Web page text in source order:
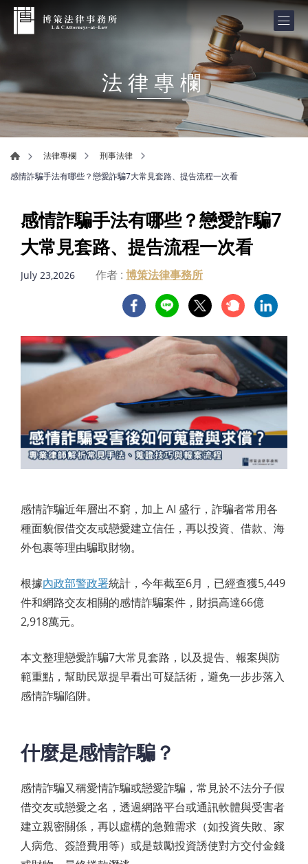
法律專欄
法律專欄
刑事法律
感情詐騙手法有哪些？戀愛詐騙7大常見套路、提告流程一次看
感情詐騙手法有哪些？戀愛詐騙7
大常見套路、提告流程一次看
July 23,2026 作者 : 博策法律事務所
感情詐騙近年層出不窮，加上 AI 盛行，詐騙者常用各
種面貌假借交友或戀愛建立信任，再以投資、借款、海
外包裹等理由騙取財物。
根據內政部警政署統計，今年截至6月，已經查獲5,449
件和網路交友相關的感情詐騙案件，財損高達66億
2,918萬元。
本文整理戀愛詐騙7大常見套路，以及提告、報案與防
範重點，幫助民眾提早看出可疑話術，避免一步步落入
感情詐騙陷阱。
什麼是感情詐騙？
感情詐騙又稱愛情詐騙或戀愛詐騙，常見於不法分子假
借交友或戀愛之名，透過網路平台或通訊軟體與受害者
建立親密關係，再以虛構的急難需求（如投資失敗、家
人病危、簽證費用等）或是鼓勵投資誘使對方交付金錢